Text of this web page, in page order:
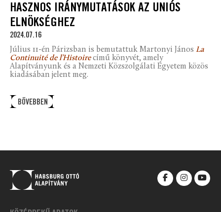
HASZNOS IRÁNYMUTATÁSOK AZ UNIÓS
ELNÖKSÉGHEZ
2024.07.16
Július 11-én Párizsban is bemutattuk Martonyi János La
Continuité de l’Histoirecímű könyvét, amely
Alapítványunk és a Nemzeti Közszolgálati Egyetem közös
kiadásában jelent meg.
BŐVEBBEN